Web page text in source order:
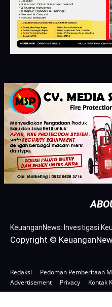
KeuanganNews: Investigasi
Copyright ©
Redaksi Pedoman Pemberitaan
Advertisement
Privacy Kontak